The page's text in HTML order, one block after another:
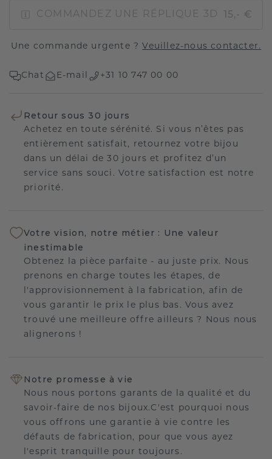
COMMANDEZ UNE RÉPLIQUE 3D 15,- €
Une commande urgente ?Veuillez-nous contacter.
Chat E-mail +31 10 747 00 00
Retour sous 30 jours
Achetez en toute sérénité. Si vous n’êtes pas
entièrement satisfait, retournez votre bijou
dans un délai de 30 jours et profitez d’un
service sans souci. Votre satisfaction est notre
priorité.
Votre vision, notre métier : Une valeur
inestimable
Obtenez la pièce parfaite - au juste prix. Nous
prenons en charge toutes les étapes, de
l'approvisionnement à la fabrication, afin de
vous garantir le prix le plus bas. Vous avez
trouvé une meilleure offre ailleurs ? Nous nous
alignerons !
Notre promesse à vie
Nous nous portons garants de la qualité et du
savoir-faire de nos bijoux.C'est pourquoi nous
vous offrons une garantie à vie contre les
défauts de fabrication, pour que vous ayez
l'esprit tranquille pour toujours.